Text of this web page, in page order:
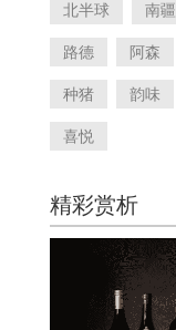
北半球 南疆
路德 阿森
种猪 韵味
喜悦
精彩赏析